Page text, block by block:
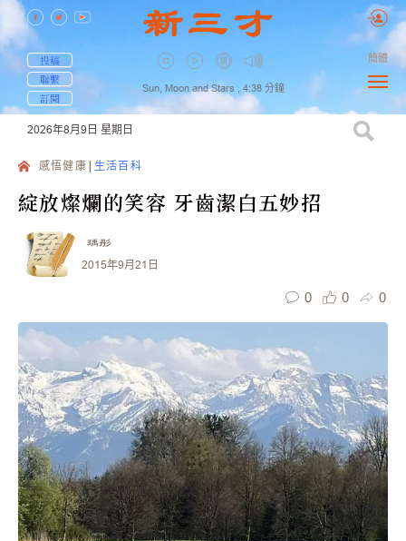
投稿
聯繫
訂閱
Sun, Moon and Stars , 4:38 分鐘
簡體
2026年8月9日 星期日
感悟健康 生活百科
綻放燦爛的笑容 牙齒潔白五妙招
瑀彤
2015年9月21日
0 0 0